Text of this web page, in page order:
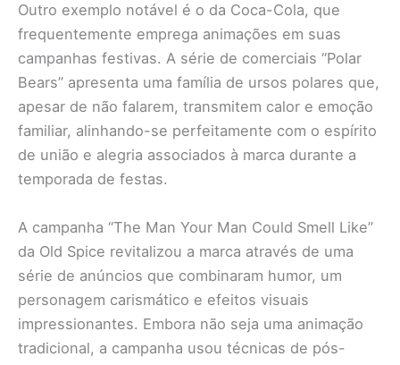
Outro exemplo notável é o da Coca-Cola, que
frequentemente emprega animações em suas
campanhas festivas. A série de comerciais “Polar
Bears” apresenta uma família de ursos polares que,
apesar de não falarem, transmitem calor e emoção
familiar, alinhando-se perfeitamente com o espírito
de união e alegria associados à marca durante a
temporada de festas.
A campanha “The Man Your Man Could Smell Like”
da Old Spice revitalizou a marca através de uma
série de anúncios que combinaram humor, um
personagem carismático e efeitos visuais
impressionantes. Embora não seja uma animação
tradicional, a campanha usou técnicas de pós-